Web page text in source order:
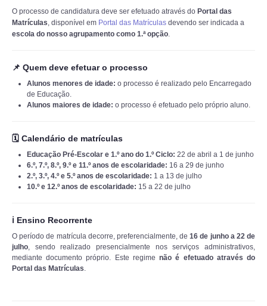
O processo de candidatura deve ser efetuado através do Portal das
Matrículas, disponível em Portal das Matrículas devendo ser indicada a
escola do nosso agrupamento como 1.ª opção.
📌 Quem deve efetuar o processo
Alunos menores de idade: o processo é realizado pelo Encarregado
de Educação.
Alunos maiores de idade: o processo é efetuado pelo próprio aluno.
🗓️ Calendário de matrículas
Educação Pré-Escolar e 1.º ano do 1.º Ciclo: 22 de abril a 1 de junho
6.º, 7.º, 8.º, 9.º e 11.º anos de escolaridade: 16 a 29 de junho
2.º, 3.º, 4.º e 5.º anos de escolaridade: 1 a 13 de julho
10.º e 12.º anos de escolaridade: 15 a 22 de julho
ℹ️ Ensino Recorrente
O período de matrícula decorre, preferencialmente, de16 de junho a 22 de
julho, sendo realizado presencialmente nos serviços administrativos,
mediante documento próprio. Este regimenão é efetuado através do
Portal das Matrículas.